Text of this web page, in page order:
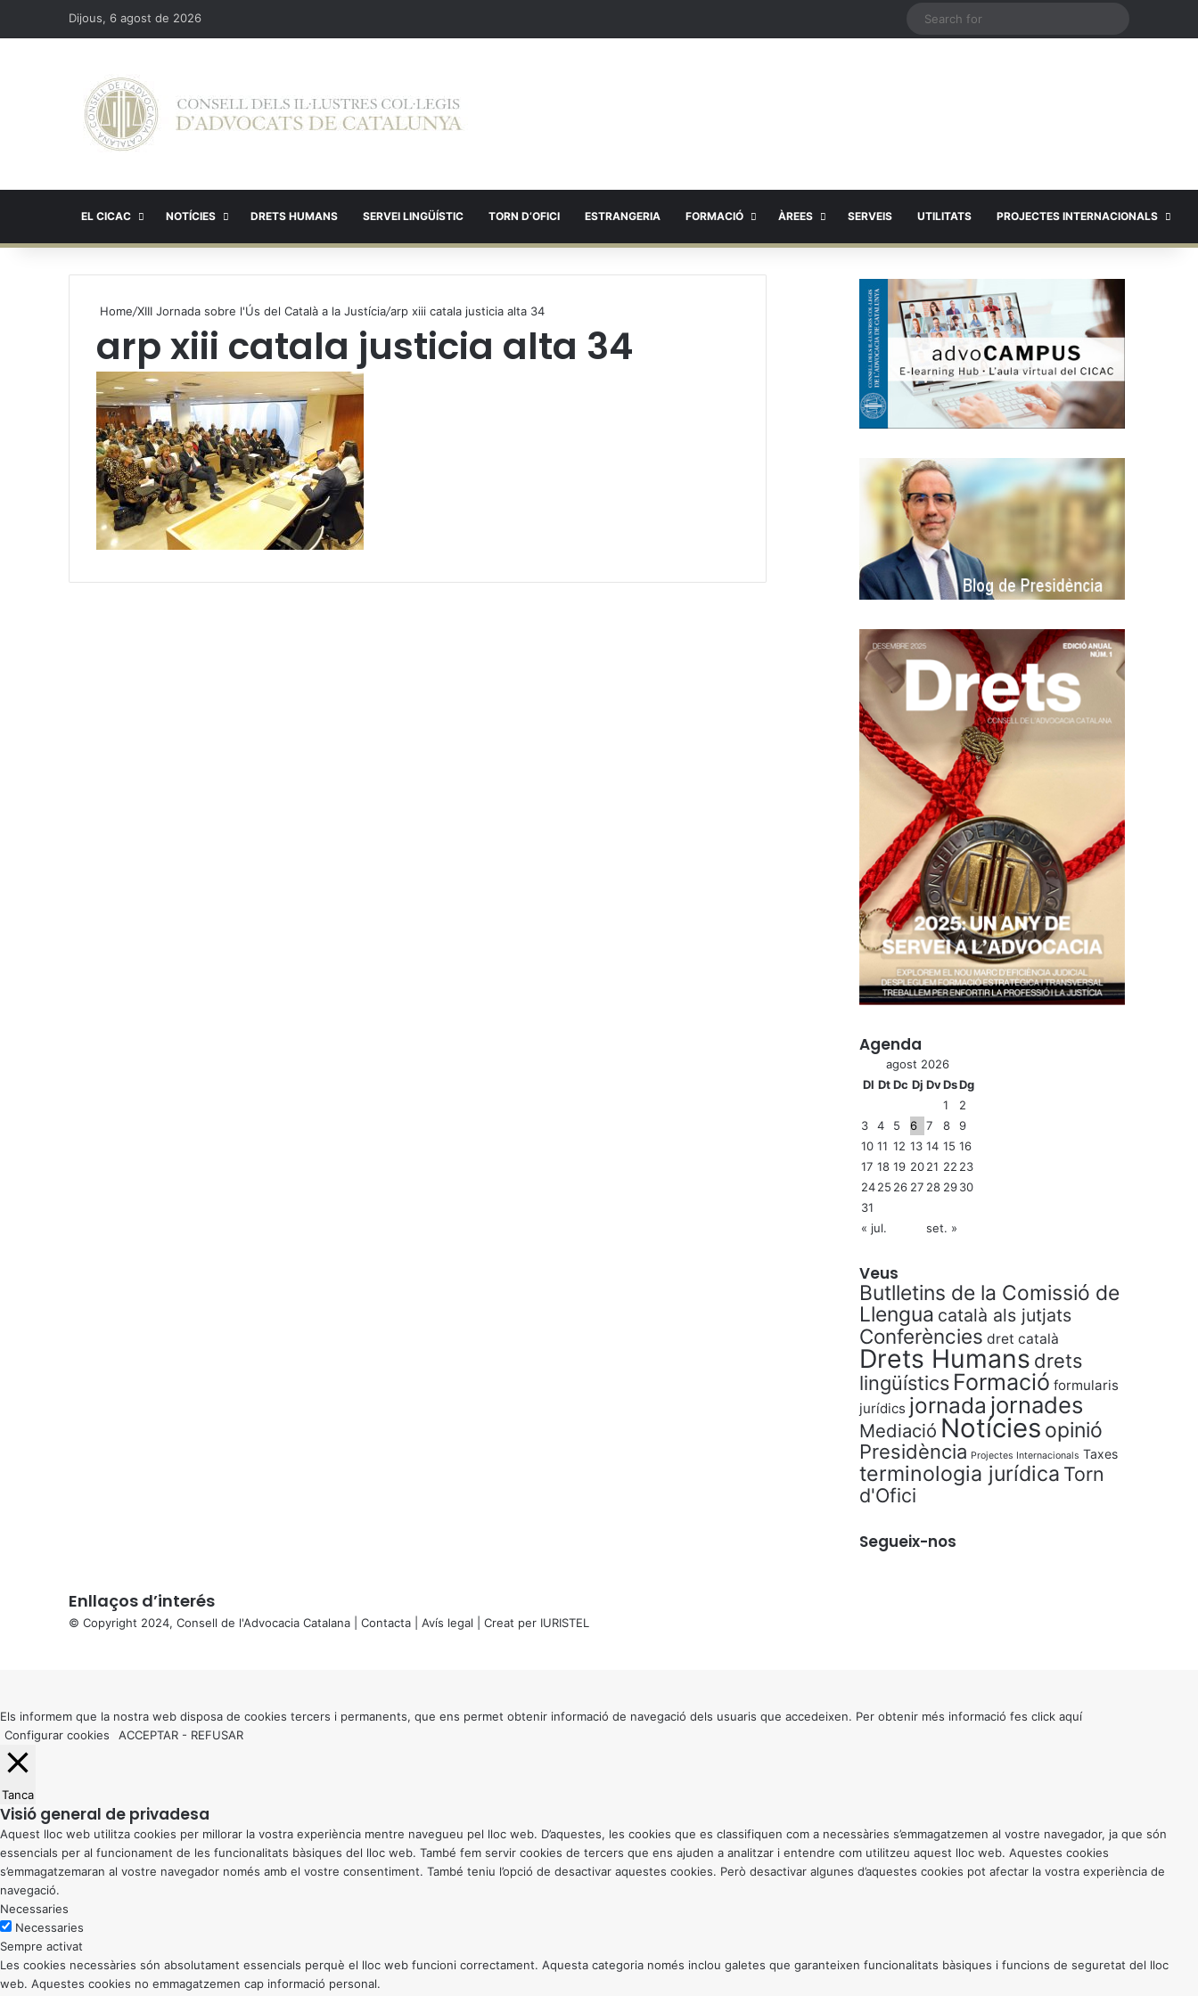
Dijous, 6 agost de 2026
EL CICAC NOTÍCIES DRETS HUMANS SERVEI LINGÜÍSTIC TORN D’OFICI ESTRANGERIA FORMACIÓ ÀREES SERVEIS UTILITATS PROJECTES INTERNACIONALS
Home/XIII Jornada sobre l'Ús del Català a la Justícia/arp xiii catala justicia alta 34
arp xiii catala justicia alta 34
Agenda
agost 2026
Dl Dt Dc Dj DvDsDg
1
2
3
4 5 6 7 8
9
10 11 12 13 14 15 16
17 18 19 2021 22 23
2425 26 27 28 2930
31
« jul.
set. »
Veus
Butlletins de la Comissió de
Llengua català als jutjats
Conferències dret català
Drets Humans drets
lingüístics Formació formularis
jurídics jornada jornades
Mediació Notícies opinió
Presidència Projectes Internacionals Taxes
terminologia jurídica Torn
d'Ofici
Segueix-nos
Enllaços d’interés
© Copyright 2024, Consell de l'Advocacia Catalana | Contacta Avís legal | Creat per IURISTEL
button
Els informem que la nostra web disposa de cookies tercers i permanents, que ens permet obtenir informació de navegació dels usuaris que accedeixen. Per obtenir més informació fes click aquí
Configurar cookies
ACCEPTAR - REFUSAR
Tanca
Visió general de privadesa
Aquest lloc web utilitza cookies per millorar la vostra experiència mentre navegueu pel lloc web. D’aquestes, les cookies que es classifiquen com a necessàries s’emmagatzemen al vostre navegador, ja que són
essencials per al funcionament de les funcionalitats bàsiques del lloc web. També fem servir cookies de tercers que ens ajuden a analitzar i entendre com utilitzeu aquest lloc web. Aquestes cookies
s’emmagatzemaran al vostre navegador només amb el vostre consentiment. També teniu l’opció de desactivar aquestes cookies. Però desactivar algunes d’aquestes cookies pot afectar la vostra experiència de
navegació.
Necessaries
Necessaries
Sempre activat
Les cookies necessàries són absolutament essencials perquè el lloc web funcioni correctament. Aquesta categoria només inclou galetes que garanteixen funcionalitats bàsiques i funcions de seguretat del lloc
web. Aquestes cookies no emmagatzemen cap informació personal.